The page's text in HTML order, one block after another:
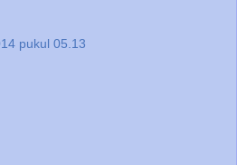
pukul 05.13